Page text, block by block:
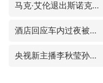
马克·艾伦退出斯诺克中国公开赛
酒店回应车内过夜被收150元
央视新主播李秋莹孙亚鹏亮相